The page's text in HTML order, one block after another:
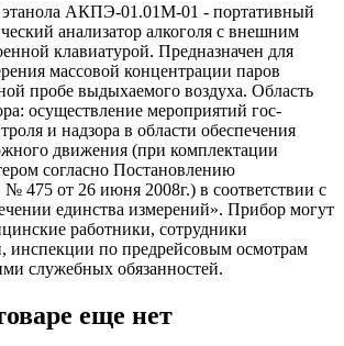
этанола АКПЭ-01.01М-01 - портативный
анализатор алкоголя с внешним
клавиатурой. Предназначен для
массовой концентрации паров
пробе выдыхаемого воздуха. Область
осуществление мероприятий гос-
и надзора в области обеспечения
движения (при комплектации
согласно Постановлению
475 от 26 июня 2008г.) в соответствии с
единства измерений». Прибор могут
работники, сотрудники
инспекции по предрейсовым осмотрам
служебных обязанностей.
еще нет